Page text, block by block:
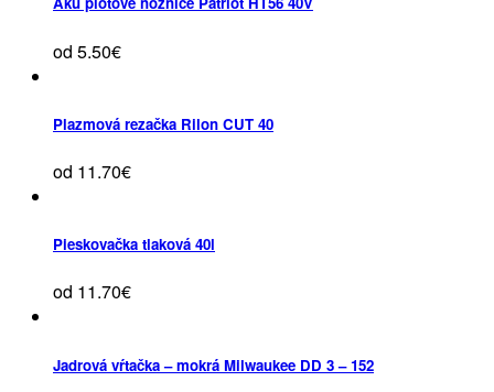
od 5.50€
Plazmová rezačka Rilon CUT 40
od 11.70€
Pieskovačka tlaková 40l
od 11.70€
Jadrová vŕtačka – mokrá Milwaukee DD 3 – 152